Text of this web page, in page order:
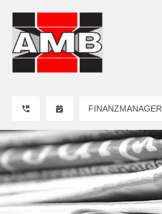
FINANZMANAGER